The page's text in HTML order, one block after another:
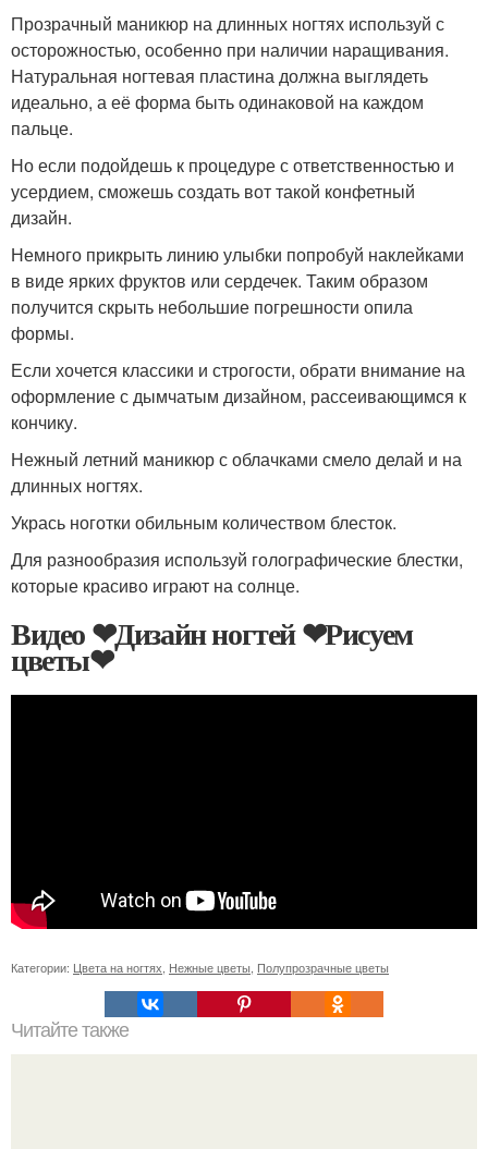
Прозрачный маникюр на длинных ногтях используй с
осторожностью, особенно при наличии наращивания.
Натуральная ногтевая пластина должна выглядеть
идеально, а её форма быть одинаковой на каждом
пальце.
Но если подойдешь к процедуре с ответственностью и
усердием, сможешь создать вот такой конфетный
дизайн.
Немного прикрыть линию улыбки попробуй наклейками
в виде ярких фруктов или сердечек. Таким образом
получится скрыть небольшие погрешности опила
формы.
Если хочется классики и строгости, обрати внимание на
оформление с дымчатым дизайном, рассеивающимся к
кончику.
Нежный летний маникюр с облачками смело делай и на
длинных ногтях.
Укрась ноготки обильным количеством блесток.
Для разнообразия используй голографические блестки,
которые красиво играют на солнце.
Видео ❤Дизайн ногтей ❤Рисуем
цветы❤
Категории: Цвета на ногтях, Нежные цветы, Полупрозрачные цветы
Читайте также